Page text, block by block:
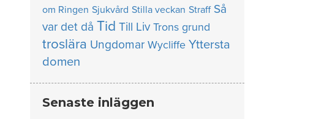
om Ringen Sjukvård Stilla veckan Straff Så
var det då Tid Till Liv Trons grund
troslära Ungdomar Wycliffe Yttersta
domen
Senaste inläggen